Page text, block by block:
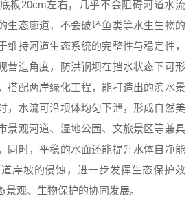
板20cm左右，几乎不会阻碍河道水流
生态廊道，不会破坏鱼类等水生生物的
维持河道生态系统的完整性与稳定性，
营造角度，防洪钢坝在挡水状态下可形
搭配两岸绿化工程，能打造出的滨水景
，水流可沿坝体均匀下泄，形成自然美
景观河道、湿地公园、文旅景区等兼具
同时，平稳的水面还能提升水体自净能
岸坡的侵蚀，进一步发挥生态保护效
观、生物保护的协同发展。